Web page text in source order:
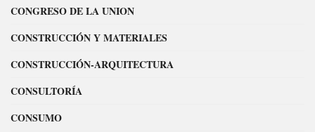
CONGRESO DE LA UNION
CONSTRUCCIÓN Y MATERIALES
CONSTRUCCIÓN-ARQUITECTURA
CONSULTORÍA
CONSUMO